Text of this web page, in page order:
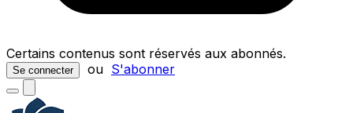
Certains contenus sont réservés aux abonnés.
Se connecter ou S'abonner